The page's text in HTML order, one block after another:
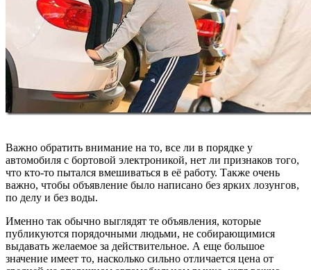
Важно обратить внимание на то, все ли в порядке у
автомобиля с бортовой электроникой, нет ли признаков того,
что кто-то пытался вмешиваться в её работу. Также очень
важно, чтобы объявление было написано без ярких лозунгов,
по делу и без воды.
Именно так обычно выглядят те объявления, которые
публикуются порядочными людьми, не собирающимися
выдавать желаемое за действительное. А еще большое
значение имеет то, насколько сильно отличается цена от